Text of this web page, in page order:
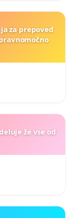
za prepoved
že vse od